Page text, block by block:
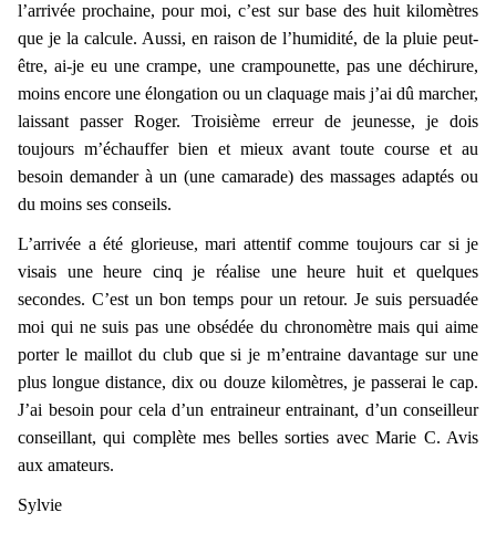
l’arrivée prochaine, pour moi, c’est sur base des huit kilomètres
que je la calcule. Aussi, en raison de l’humidité, de la pluie peut-
être, ai-je eu une crampe, une crampounette, pas une déchirure,
moins encore une élongation ou un claquage mais j’ai dû marcher,
laissant passer Roger. Troisième erreur de jeunesse, je dois
toujours m’échauffer bien et mieux avant toute course et au
besoin demander à un (une camarade) des massages adaptés ou
du moins ses conseils.
L’arrivée a été glorieuse, mari attentif comme toujours car si je
visais une heure cinq je réalise une heure huit et quelques
secondes. C’est un bon temps pour un retour. Je suis persuadée
moi qui ne suis pas une obsédée du chronomètre mais qui aime
porter le maillot du club que si je m’entraine davantage sur une
plus longue distance, dix ou douze kilomètres, je passerai le cap.
J’ai besoin pour cela d’un entraineur entrainant, d’un conseilleur
conseillant, qui complète mes belles sorties avec Marie C. Avis
aux amateurs.
Sylvie